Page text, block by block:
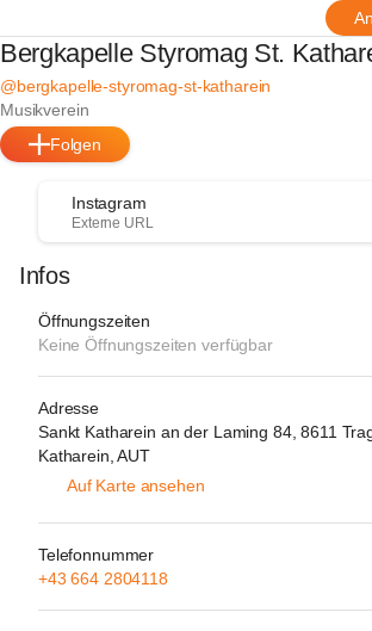
Bergkapelle Styromag St.
@bergkapelle-styromag-st-katharein
Musikverein
Folgen
Instagram
Externe URL
Infos
Öffnungszeiten
Keine Öffnungszeiten verfügbar
Adresse
Sankt Katharein an der Laming 84, 8611
Katharein, AUT
Auf Karte ansehen
Telefonnummer
+43 664 2804118